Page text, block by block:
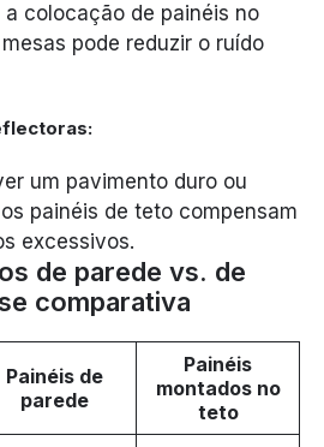
colocação de painéis no
pode reduzir o ruído
um pavimento duro ou
painéis de teto compensam
excessivos.
de parede vs. de
comparativa
Painéis de
parede
Painéis
montados no
teto